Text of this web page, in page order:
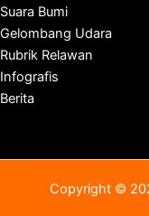
Suara Bumi
Gelombang Udara
Rubrik Relawan
Infografis
Berita
Copyright ©